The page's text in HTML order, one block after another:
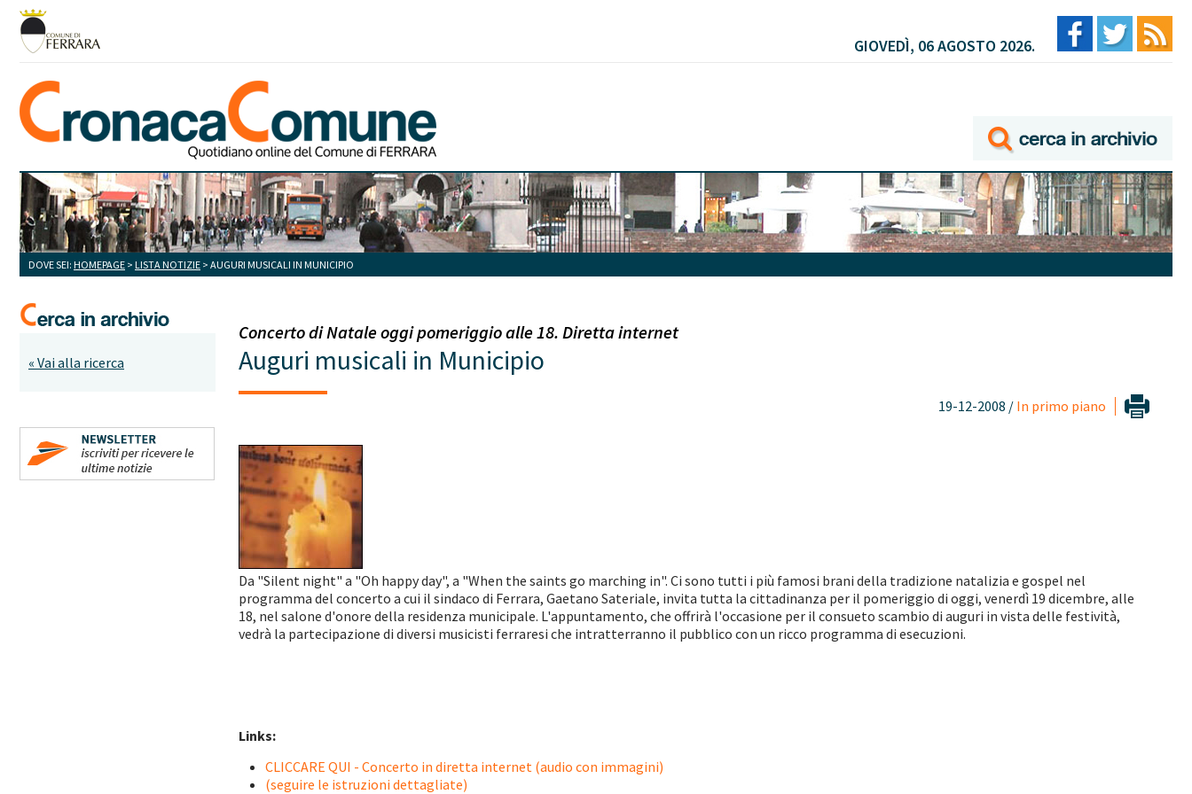
GIOVEDÌ, 06 AGOSTO 2026.
DOVE SEI: HOMEPAGE > LISTA NOTIZIE > AUGURI MUSICALI IN MUNICIPIO
« Vai alla ricerca
Concerto di Natale oggi pomeriggio alle 18. Diretta internet
Auguri musicali in Municipio
19-12-2008 / In primo piano
Da "Silent night" a "Oh happy day", a "When the saints go marching in". Ci sono tutti i più famosi brani della tradizione natalizia e gospel nel
programma del concerto a cui il sindaco di Ferrara, Gaetano Sateriale, invita tutta la cittadinanza per il pomeriggio di oggi, venerdì 19 dicembre, alle
18, nel salone d'onore della residenza municipale. L'appuntamento, che offrirà l'occasione per il consueto scambio di auguri in vista delle festività,
vedrà la partecipazione di diversi musicisti ferraresi che intratterranno il pubblico con un ricco programma di esecuzioni.
Links:
CLICCARE QUI - Concerto in diretta internet (audio con immagini)
(seguire le istruzioni dettagliate)